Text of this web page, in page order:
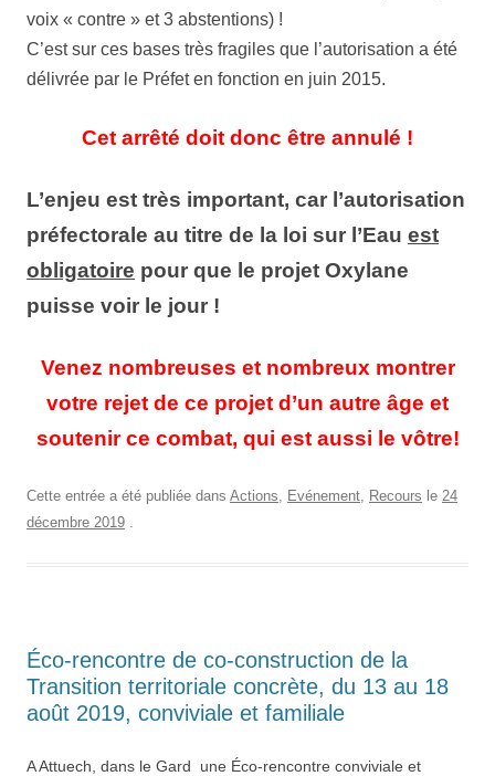
voix « contre » et 3 abstentions) !
C’est sur ces bases très fragiles que l’autorisation a été
délivrée par le Préfet en fonction en juin 2015.
Cet arrêté doit donc être annulé !
L’enjeu est très important, car l’autorisation
préfectorale au titre de la loi sur l’Eau est
obligatoire pour que le projet Oxylane
puisse voir le jour !
Venez nombreuses et nombreux montrer
votre rejet de ce projet d’un autre âge et
soutenir ce combat, qui est aussi le vôtre!
Cette entrée a été publiée dans Actions, Evénement, Recours le 24
décembre 2019 .
Éco-rencontre de co-construction de la
Transition territoriale concrète, du 13 au 18
août 2019, conviviale et familiale
A Attuech, dans le Gard une Éco-rencontre conviviale et